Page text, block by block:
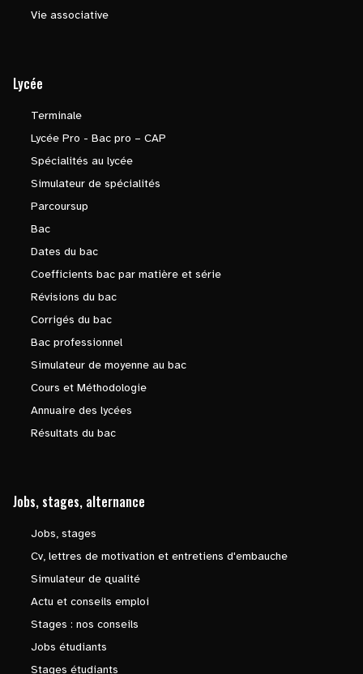
Vie associative
Lycée
Terminale
Lycée Pro - Bac pro – CAP
Spécialités au lycée
Simulateur de spécialités
Parcoursup
Bac
Dates du bac
Coefficients bac par matière et série
Révisions du bac
Corrigés du bac
Bac professionnel
Simulateur de moyenne au bac
Cours et Méthodologie
Annuaire des lycées
Résultats du bac
Jobs, stages, alternance
Jobs, stages
Cv, lettres de motivation et entretiens d'embauche
Simulateur de qualité
Actu et conseils emploi
Stages : nos conseils
Jobs étudiants
Stages étudiants